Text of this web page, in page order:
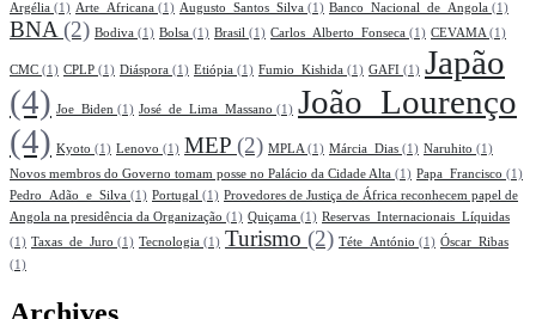
Argélia (1) Arte_Africana (1) Augusto_Santos_Silva (1) Banco_Nacional_de_Angola (1)
BNA (2) Bodiva (1) Bolsa (1) Brasil (1) Carlos_Alberto_Fonseca (1) CEVAMA (1)
CMC (1) CPLP (1) Diáspora (1) Etiópia (1) Fumio_Kishida (1) GAFI (1) Japão
(4) Joe_Biden (1) José_de_Lima_Massano (1) João_Lourenço
(4) Kyoto (1) Lenovo (1) MEP (2) MPLA (1) Márcia_Dias (1) Naruhito (1)
Novos membros do Governo tomam posse no Palácio da Cidade Alta (1) Papa_Francisco (1)
Pedro_Adão_e_Silva (1) Portugal (1) Provedores de Justiça de África reconhecem papel de
Angola na presidência da Organização (1) Quiçama (1) Reservas_Internacionais_Líquidas
(1) Taxas_de_Juro (1) Tecnologia (1) Turismo (2) Téte_António (1) Óscar_Ribas
(1)